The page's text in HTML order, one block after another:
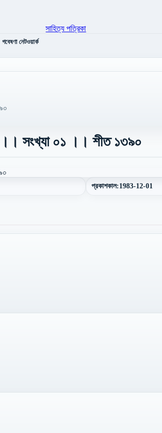
গবেষণা নেটওয়ার্ক
সংখ্যা ০১ ।। শীত ১৩৯০
প্রকাশকাল:1983-12-01